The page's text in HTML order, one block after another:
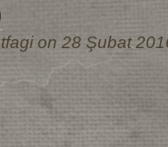
on 28 Şubat